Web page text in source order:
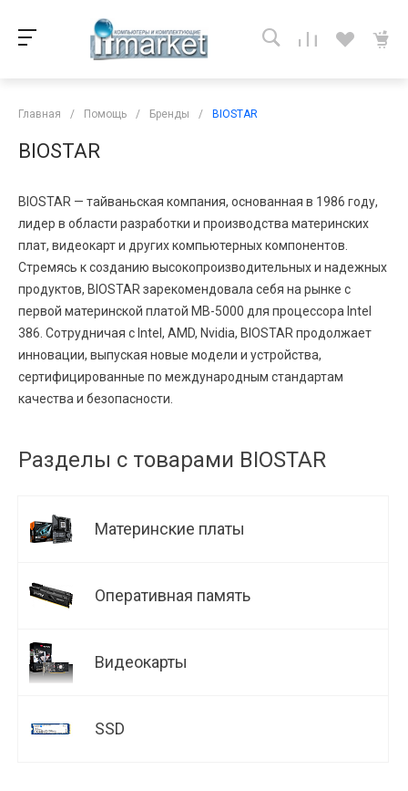
Главная / Помощь / Бренды / BIOSTAR
BIOSTAR
BIOSTAR — тайваньская компания, основанная в 1986 году,
лидер в области разработки и производства материнских
плат, видеокарт и других компьютерных компонентов.
Стремясь к созданию высокопроизводительных и надежных
продуктов, BIOSTAR зарекомендовала себя на рынке с
первой материнской платой MB-5000 для процессора Intel
386. Сотрудничая с Intel, AMD, Nvidia, BIOSTAR продолжает
инновации, выпуская новые модели и устройства,
сертифицированные по международным стандартам
качества и безопасности.
Разделы с товарами BIOSTAR
Материнские платы
Оперативная память
Видеокарты
SSD